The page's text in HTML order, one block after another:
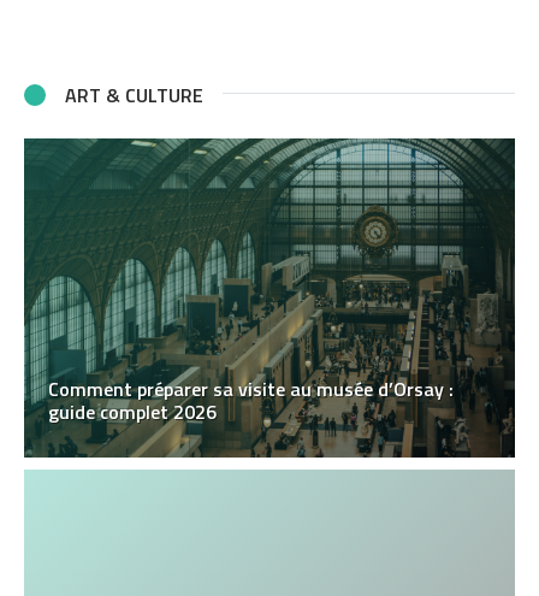
ART & CULTURE
Comment préparer sa visite au musée d’Orsay :
guide complet 2026